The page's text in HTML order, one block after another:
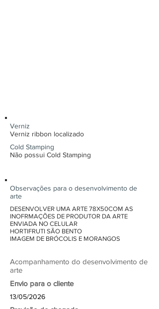
Verniz
Verniz ribbon localizado
Cold Stamping
Não possui Cold Stamping
Observações para o desenvolvimento de
arte
DESENVOLVER UMA ARTE 78X50COM AS
INOFRMAÇÕES DE PRODUTOR DA ARTE
ENVIADA NO CELULAR
HORTIFRUTI SÃO BENTO
IMAGEM DE BRÓCOLIS E MORANGOS
Acompanhamento do desenvolvimento de
arte
Envio para o cliente
13/05/2026